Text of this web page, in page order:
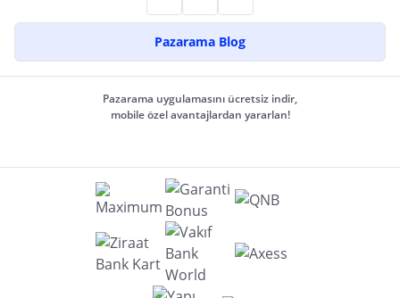
Pazarama Blog
Pazarama uygulamasını ücretsiz indir,
mobile özel avantajlardan yararlan!